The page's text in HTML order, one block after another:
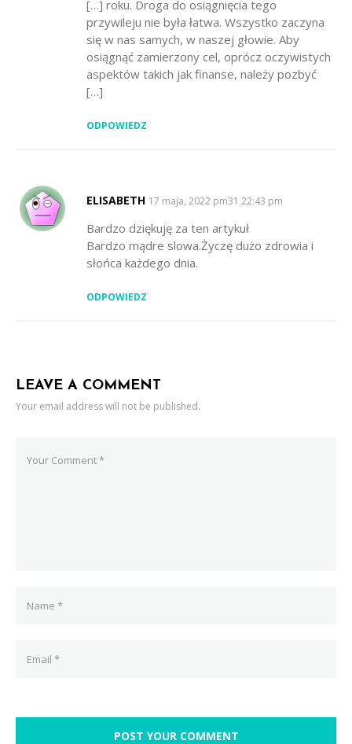
[…] roku. Droga do osiągnięcia tego
przywileju nie była łatwa. Wszystko zaczyna
się w nas samych, w naszej głowie. Aby
osiągnąć zamierzony cel, oprócz oczywistych
aspektów takich jak finanse, należy pozbyć
[…]
ODPOWIEDZ
ELISABETH SAYS:
17 maja, 2022 pm31 22:43 pm
Bardzo dziękuję za ten artykuł
Bardzo mądre slowa.Życzę dużo zdrowia i
słońca każdego dnia.
ODPOWIEDZ
LEAVE A COMMENT
Your email address will not be published.